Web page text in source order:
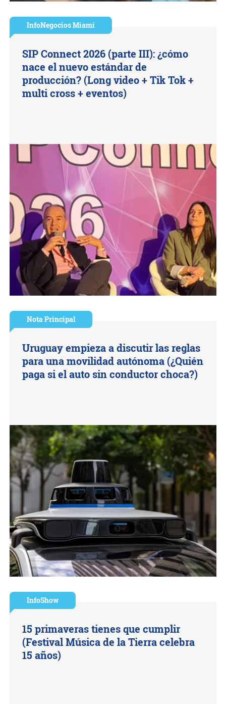
InfoNegocios Miami
SIP Connect 2026 (parte III): ¿cómo
nace el nuevo estándar de
producción? (Long video + Tik Tok +
multi cross + eventos)
Nota Principal
Uruguay empieza a discutir las reglas
para una movilidad autónoma (¿Quién
paga si el auto sin conductor choca?)
InfoShow
15 primaveras tienes que cumplir
(Festival Música de la Tierra celebra
15 años)